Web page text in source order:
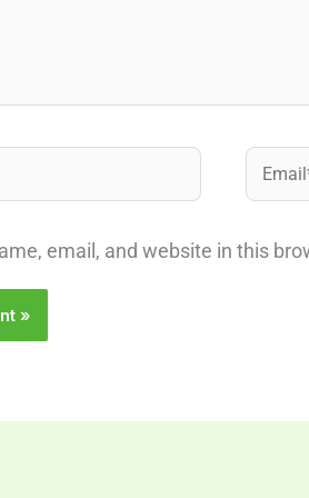
Email*
email, and website in this